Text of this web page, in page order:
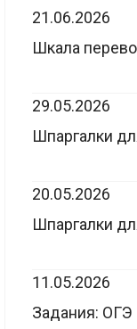
21.06.2026
Шкала
29.05.2026
Шпаргалки
20.05.2026
Шпаргалки
11.05.2026
Задания: ОГЭ